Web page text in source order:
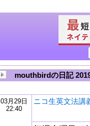
mouthbirdの日記
03月29日
22:40
ニコ生英文法講